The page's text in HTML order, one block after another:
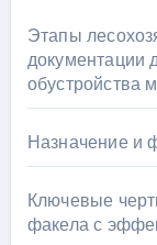
Этапы
документации
обустройства
Назначение и
Ключевые
факела с